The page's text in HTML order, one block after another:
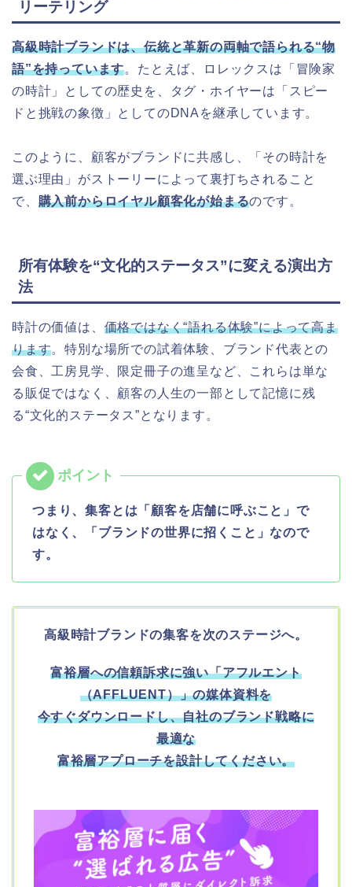
リーテリング
高級時計ブランドは、伝統と革新の両軸で語られる“物
語”を持っています。たとえば、ロレックスは「冒険家
の時計」としての歴史を、タグ・ホイヤーは「スピー
ドと挑戦の象徴」としてのDNAを継承しています。
このように、顧客がブランドに共感し、「その時計を
選ぶ理由」がストーリーによって裏打ちされること
で、 購入前からロイヤル顧客化が始まるのです。
所有体験を“文化的ステータス”に変える演出方
法
時計の価値は、 価格ではなく“語れる体験”によって高ま
ります。特別な場所での試着体験、ブランド代表との
会食、工房見学、限定冊子の進呈など、これらは単な
る販促ではなく、顧客の人生の一部として記憶に残
る“文化的ステータス”となります。
つまり、集客とは「顧客を店舗に呼ぶこと」で
はなく、「ブランドの世界に招くこと」なので
す。
高級時計ブランドの集客を次のステージへ。
富裕層への信頼訴求に強い「アフルエント
（AFFLUENT）」の媒体資料を
今すぐダウンロードし、自社のブランド戦略に
最適な
富裕層アプローチを設計してください。